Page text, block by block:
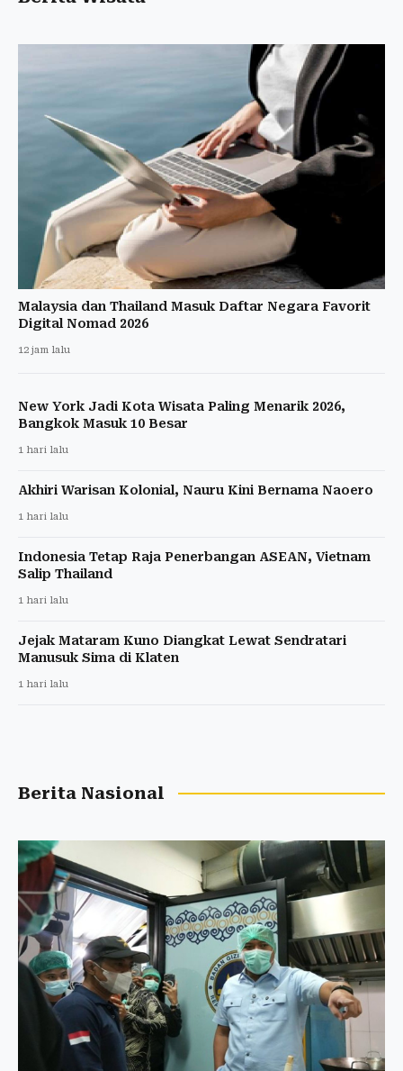
Malaysia dan Thailand Masuk Daftar Negara Favorit
Digital Nomad 2026
12 jam lalu
New York Jadi Kota Wisata Paling Menarik 2026,
Bangkok Masuk 10 Besar
1 hari lalu
Akhiri Warisan Kolonial, Nauru Kini Bernama Naoero
1 hari lalu
Indonesia Tetap Raja Penerbangan ASEAN, Vietnam
Salip Thailand
1 hari lalu
Jejak Mataram Kuno Diangkat Lewat Sendratari
Manusuk Sima di Klaten
1 hari lalu
Berita Nasional